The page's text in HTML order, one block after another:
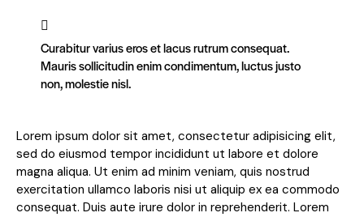
Curabitur varius eros et lacus rutrum consequat.
Mauris sollicitudin enim condimentum, luctus justo
non, molestie nisl.
Lorem ipsum dolor sit amet, consectetur adipisicing elit,
sed do eiusmod tempor incididunt ut labore et dolore
magna aliqua. Ut enim ad minim veniam, quis nostrud
exercitation ullamco laboris nisi ut aliquip ex ea commodo
consequat. Duis aute irure dolor in reprehenderit. Lorem